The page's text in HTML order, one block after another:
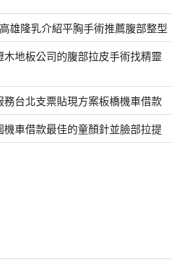
雄隆乳介紹平胸手術推薦腹部整型
地板公司的腹部拉皮手術找精靈
台北支票貼現方案板橋機車借款
車借款最佳的童顏針並臉部拉提